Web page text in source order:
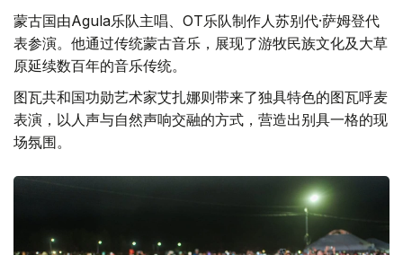
蒙古国由Agula乐队主唱、OT乐队制作人苏别代·萨姆登代
表参演。他通过传统蒙古音乐，展现了游牧民族文化及大草
原延续数百年的音乐传统。
图瓦共和国功勋艺术家艾扎娜则带来了独具特色的图瓦呼麦
表演，以人声与自然声响交融的方式，营造出别具一格的现
场氛围。